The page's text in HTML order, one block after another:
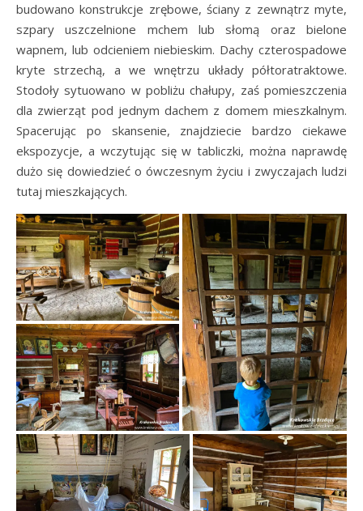
budowano konstrukcje zrębowe, ściany z zewnątrz myte,
szpary uszczelnione mchem lub słomą oraz bielone
wapnem, lub odcieniem niebieskim. Dachy czterospadowe
kryte strzechą, a we wnętrzu układy półtoratraktowe.
Stodoły sytuowano w pobliżu chałupy, zaś pomieszczenia
dla zwierząt pod jednym dachem z domem mieszkalnym.
Spacerując po skansenie, znajdziecie bardzo ciekawe
ekspozycje, a wczytując się w tabliczki, można naprawdę
dużo się dowiedzieć o ówczesnym życiu i zwyczajach ludzi
tutaj mieszkających.